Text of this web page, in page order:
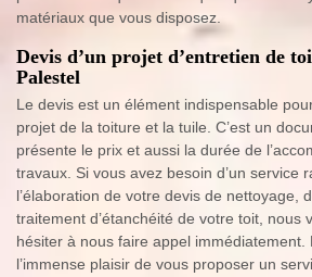
matériaux que vous disposez.
Devis d’un projet d’entretien de
Palestel
Le devis est un élément indispensable
projet de la toiture et la tuile. C’est un
présente le prix et aussi la durée de
travaux. Si vous avez besoin d’un service
l’élaboration de votre devis de nettoyage,
traitement d’étanchéité de votre toit, nous
hésiter à nous faire appel immédiatement.
l’immense plaisir de vous proposer un